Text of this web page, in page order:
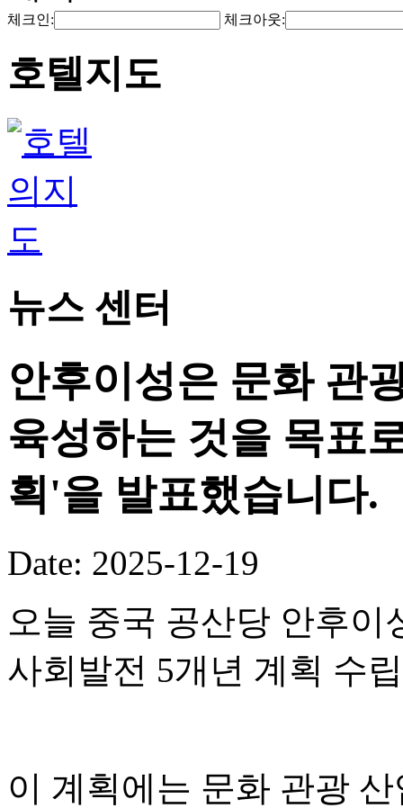
체크인: 체크아웃:
호텔지도
뉴스 센터
안후이성은 문화 관
육성하는 것을 목표
획'을 발표했습니다.
Date: 2025-12-19
오늘 중국 공산당 안후이
사회발전 5개년 계획 수
이 계획에는 문화 관광